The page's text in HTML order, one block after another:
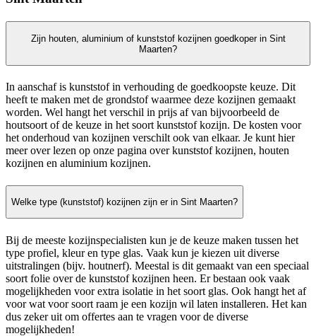
Zijn houten, aluminium of kunststof kozijnen goedkoper in Sint
Maarten?
In aanschaf is kunststof in verhouding de goedkoopste keuze. Dit
heeft te maken met de grondstof waarmee deze kozijnen gemaakt
worden. Wel hangt het verschil in prijs af van bijvoorbeeld de
houtsoort of de keuze in het soort kunststof kozijn. De kosten voor
het onderhoud van kozijnen verschilt ook van elkaar. Je kunt hier
meer over lezen op onze pagina over kunststof kozijnen, houten
kozijnen en aluminium kozijnen.
Welke type (kunststof) kozijnen zijn er in Sint Maarten?
Bij de meeste kozijnspecialisten kun je de keuze maken tussen het
type profiel, kleur en type glas. Vaak kun je kiezen uit diverse
uitstralingen (bijv. houtnerf). Meestal is dit gemaakt van een speciaal
soort folie over de kunststof kozijnen heen. Er bestaan ook vaak
mogelijkheden voor extra isolatie in het soort glas. Ook hangt het af
voor wat voor soort raam je een kozijn wil laten installeren. Het kan
dus zeker uit om offertes aan te vragen voor de diverse
mogelijkheden!